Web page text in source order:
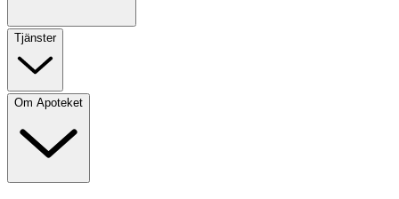
Tjänster
Om Apoteket